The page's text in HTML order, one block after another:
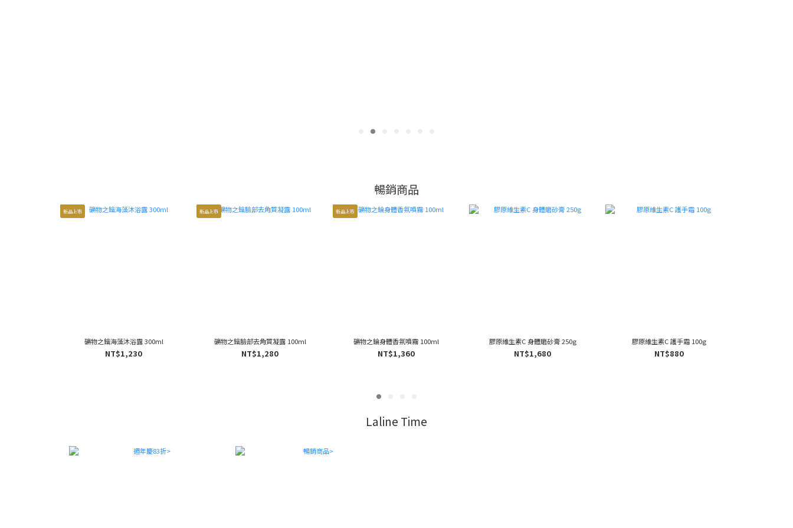
暢銷商品
新品上市
礦物之鑰海藻沐浴露 300ml
NT$1,230
新品上市
礦物之鑰臉部去角質凝露 100ml
NT$1,280
新品上市
礦物之錀身體香氛噴霧 100ml
NT$1,360
膠原維生素C 身體磨砂膏 250g
NT$1,680
膠原維生素C 護手霜 100g
NT$880
Laline Time